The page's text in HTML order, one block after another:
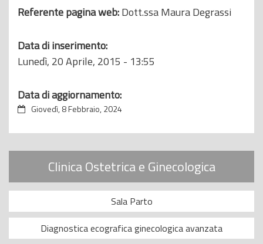
Referente pagina web:Dott.ssa Maura Degrassi
Data di inserimento:
Lunedì, 20 Aprile, 2015 - 13:55
Data di aggiornamento:
Giovedì, 8 Febbraio, 2024
Clinica Ostetrica e Ginecologica
Sala Parto
Diagnostica ecografica ginecologica avanzata